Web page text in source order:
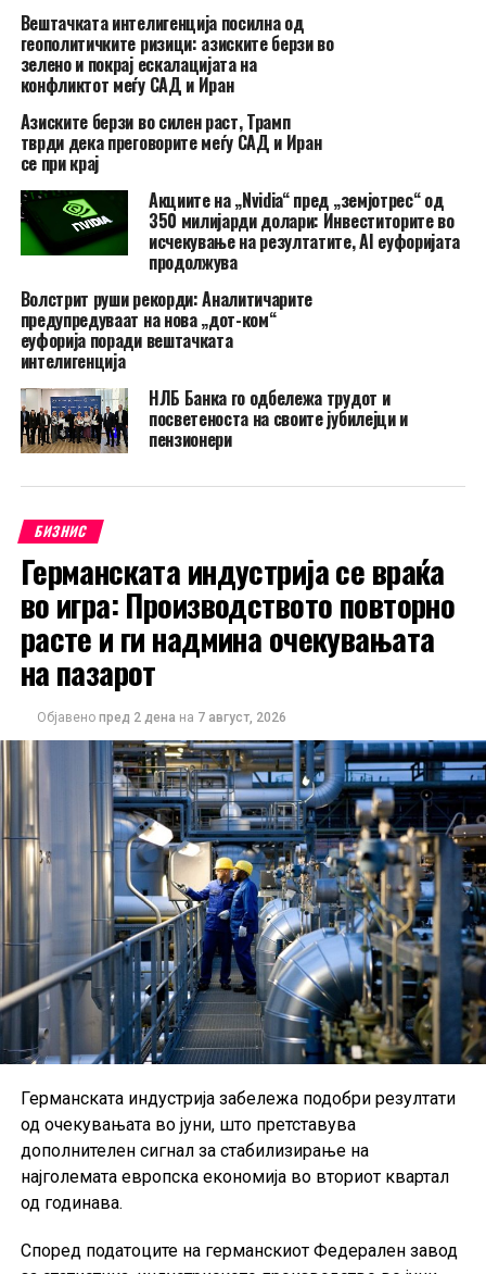
Вештачката интелигенција посилна од
геополитичките ризици: aзиските берзи во
зелено и покрај ескалацијата на
конфликтот меѓу САД и Иран
Азиските берзи во силен раст, Трамп
тврди дека преговорите меѓу САД и Иран
се при крај
Акциите на „Nvidia“ пред „земјотрес“ од
350 милијарди долари: Инвеститорите во
исчекување на резултатите, AI еуфоријата
продолжува
Волстрит руши рекорди: Аналитичарите
предупредуваат на нова „дот-ком“
еуфорија поради вештачката
интелигенција
НЛБ Банка го одбележа трудот и
посветеноста на своите јубилејци и
пензионери
БИЗНИС
Германската индустрија се враќа
во игра: Производството повторно
расте и ги надмина очекувањата
на пазарот
Објавено пред 2 дена на 7 август, 2026
Германската индустрија забележа подобри резултати
од очекувањата во јуни, што претставува
дополнителен сигнал за стабилизирање на
најголемата европска економија во вториот квартал
од годинава.
Според податоците на германскиот Федерален завод